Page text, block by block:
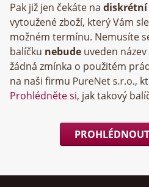
Pak již jen čekáte na diskrétní
vytoužené zboží, který Vám
možném termínu. Nemusíte
balíčku nebude uveden
žádná zmínka o použitém
na naši firmu
,
Prohlédněte si, jak takový